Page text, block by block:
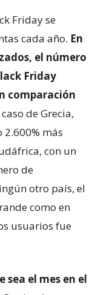
Friday se
cada año. En
el número
Friday
comparación
de Grecia,
más
con un
de
otro país, el
como en
usuarios fue
sea el mes en el